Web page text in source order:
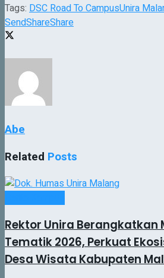
Tags: DSC Road To CampusUnira
SendShareShare
Abe
Related Posts
Rektor Unira Berangkatkan
Tematik 2026, Perkuat
Desa Wisata Kabupaten